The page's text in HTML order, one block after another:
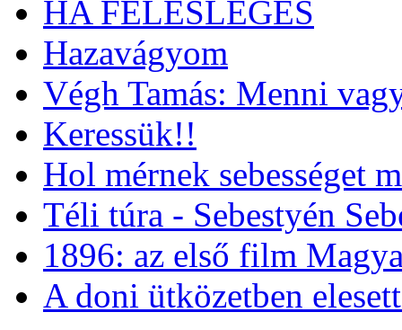
HA FELESLEGES
Hazavágyom
Végh Tamás: Menni
Keressük!!
Hol mérnek sebességet
Téli túra - Sebestyén
1896: az első film
A doni ütközetben